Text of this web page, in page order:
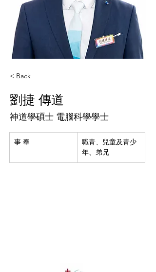
< Back
劉捷 傳道
神道學碩士 電腦科學學士
事 奉
職青、兒童及青少
年、弟兄